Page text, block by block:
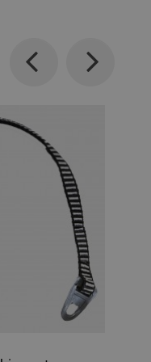
Previous Next